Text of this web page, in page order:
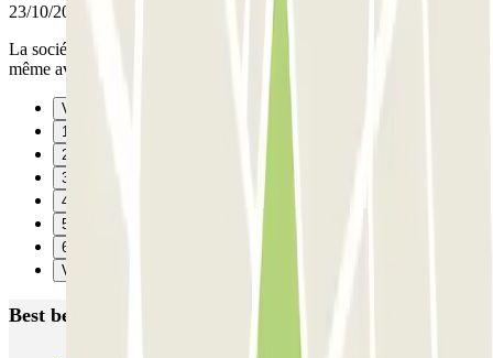
23/10/2025
La société Blu valet Toujours impeccable très pro rien de négatif
même avec changement de terminal en dernière minute top
Vorige
1
2
3
4
5
6
Verzenden
Best beoordeelde parkeergarages in Parijs